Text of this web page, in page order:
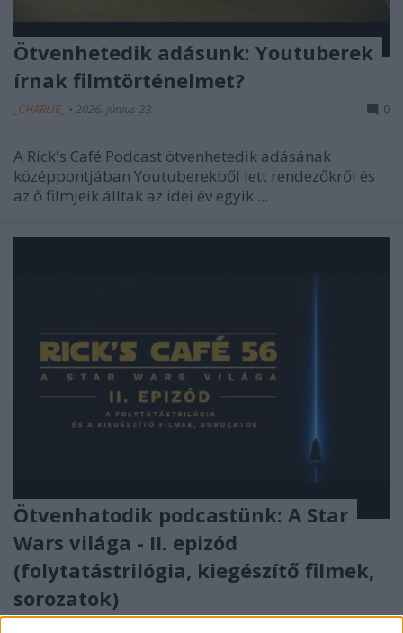
Ötvenhetedik adásunk: Youtuberek
írnak filmtörténelmet?
_CHARLIE_ • 2026. június 23. 0
A Rick's Café Podcast ötvenhetedik adásának
középpontjában Youtuberekből lett rendezőkről és
az ő filmjeik álltak az idei év egyik ...
Ötvenhatodik podcastünk: A Star
Wars világa - II. epizód
(folytatástrilógia, kiegészítő filmek,
sorozatok)